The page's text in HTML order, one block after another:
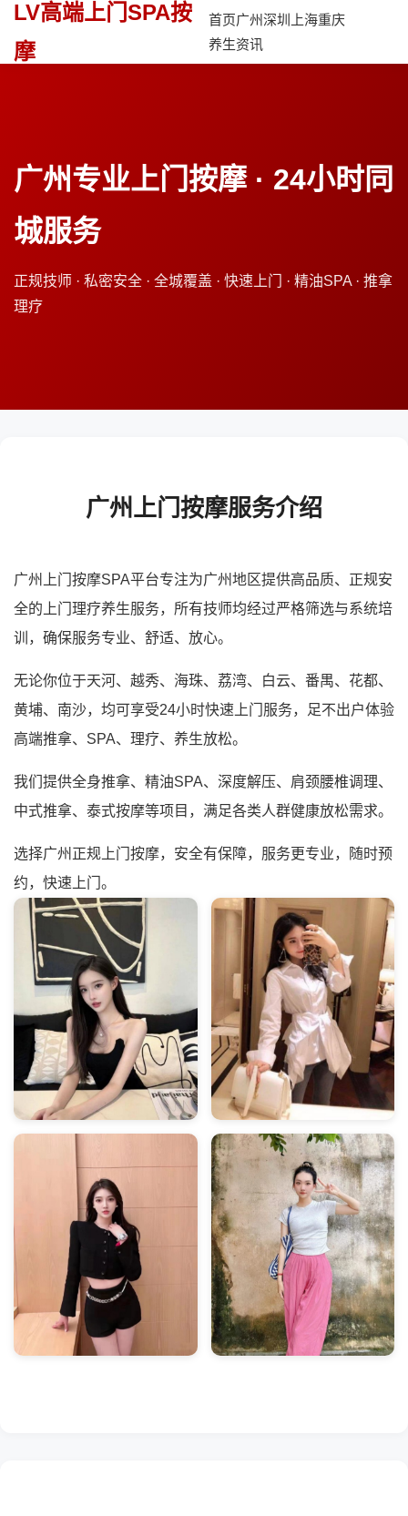
LV高端上门SPA按
摩
首页广州深圳 上海重庆
养生资讯
广州专业上门按摩 · 24小时同
城服务
正规技师 · 私密安全 · 全城覆盖 · 快速上门 · 精油SPA · 推拿
理疗
广州上门按摩服务介绍
广州上门按摩SPA平台专注为广州地区提供高品质、正规安
全的上门理疗养生服务，所有技师均经过严格筛选与系统培
训，确保服务专业、舒适、放心。
无论你位于天河、越秀、海珠、荔湾、白云、番禺、花都、
黄埔、南沙，均可享受24小时快速上门服务，足不出户体验
高端推拿、SPA、理疗、养生放松。
我们提供全身推拿、精油SPA、深度解压、肩颈腰椎调理、
中式推拿、泰式按摩等项目，满足各类人群健康放松需求。
选择广州正规上门按摩，安全有保障，服务更专业，随时预
约，快速上门。